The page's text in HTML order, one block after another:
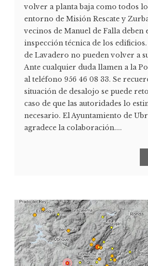
volver a planta baja como todos
entorno de Misión Rescate y
vecinos de Manuel de Falla deben
inspección técnica de los
de Lavadero no pueden volver a
Ante cualquier duda llamen a la
al teléfono 956 46 08 33. Se
situación de desalojo se puede
caso de que las autoridades lo
necesario. El Ayuntamiento de
agradece la colaboración....